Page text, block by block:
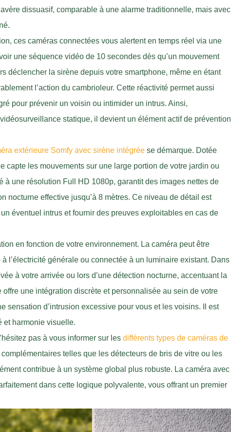
dissuasif, comparable à une alarme traditionnelle, mais avec
ces caméras connectées vous alertent en temps réel via une
une séquence vidéo de 10 secondes dès qu’un mouvement
déclencher la sirène depuis votre smartphone, même en étant
l’action du cambrioleur. Cette réactivité permet aussi
pour prévenir un voisin ou intimider un intrus. Ainsi,
statique, il devient un élément actif de prévention
extérieure Somfy avec sirène intégrée se démarque. Dotée
capte les mouvements sur une large portion de votre jardin ou
à une résolution Full HD 1080p, garantit des images nettes de
nocturne effective jusqu’à 8 mètres. Ce niveau de détail est
éventuel intrus et fournir des preuves exploitables en cas de
en fonction de votre environnement. La caméra peut être
l’électricité générale ou connectée à un luminaire existant. Dans
à votre arrivée ou lors d’une détection nocturne, accentuant la
une intégration discrète et personnalisée au sein de votre
sensation d’intrusion excessive pour vous et les voisins. Il est
et harmonie visuelle.
pas à vous informer sur les différents types de caméras de
telles que les détecteurs de bris de vitre ou les
contribue à un système global plus robuste. La caméra avec
dans cette logique polyvalente, vous offrant un premier